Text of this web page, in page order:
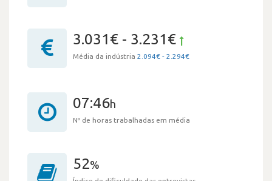
3.031€ - 3.231€
Média da indústria 2.094€ - 2.294€
07:46h
Nº de horas trabalhadas em média
52%